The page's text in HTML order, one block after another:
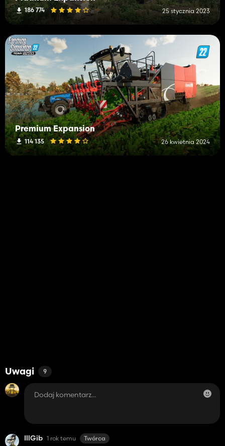
186 774 25 stycznia 2023
Premium Expansion
114 135 26 kwietnia 2024
Uwagi 9
IllGib 1 rok temu Twórca